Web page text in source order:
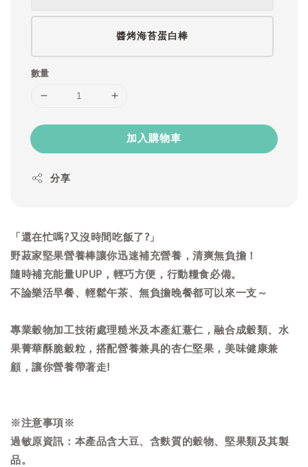
醬烤海苔蛋白棒
數量
加入購物車
分享
「還在忙嗎?又沒時間吃飯了?」
野菽家堅果營養棒讓你迅速補充營養，清爽無負擔！
隨時補充能量UPUP，輕巧方便，行動糧食必備。
不論樂活早餐、輕鬆午茶、無負擔晚餐都可以來一支～
專業穀物加工技術處理糙米及本產紅薏仁，融合成穀類、水
果菁華酥脆穀粒，搭配營養兼具的杏仁堅果，美味健康兼
顧，讓你營養帶著走!
※注意事項※
過敏原資訊：本產品含大豆、含麩質的穀物、堅果類及其製
品。